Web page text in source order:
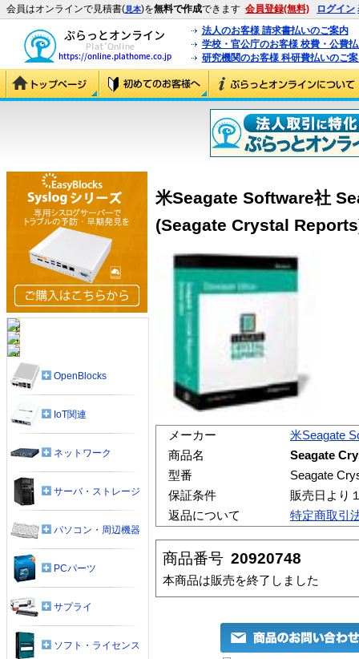
会員はオンラインで見積書(見本)を無料で作成できます 会員登録(無料) ログイン
法人のお客様 請求書払いのご案内
学校・官公庁のお客様 校費・公費
研究機関のお客様 科研費払いのご
米Seagate Software社
(Seagate Crystal
メーカー
米Seagate
商品名
Seagate
型番
Seagate
保証条件
販売日より
返品について
特定商取引
商品番号 20920748
本商品は販売を終了しました
OpenBlocks
IoT関連
ネットワーク
サーバ・ストレージ
パソコン・周辺機器
PCパーツ
サプライ
ソフト・ライセンス